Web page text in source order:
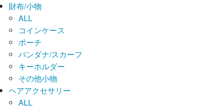
財布/小物
ALL
コインケース
ポーチ
バンダナ/スカーフ
キーホルダー
その他小物
ヘアアクセサリー
ALL